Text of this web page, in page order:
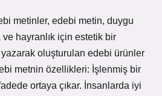
metinler, edebi metin, duygu
hayranlık için estetik bir
oluşturulan edebi ürünler
metnin özellikleri: İşlenmiş bir
ortaya çıkar. İnsanlarda iyi